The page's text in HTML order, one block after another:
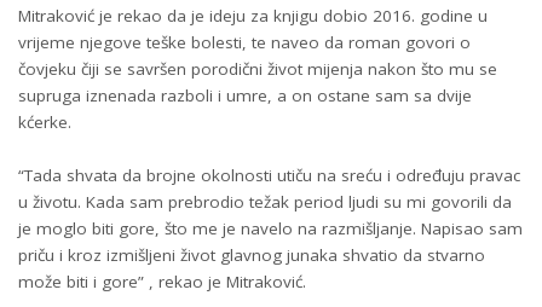
Mitraković je rekao da je ideju za knjigu dobio 2016. godine u
vrijeme njegove teške bolesti, te naveo da roman govori o
čovjeku čiji se savršen porodični život mijenja nakon što mu se
supruga iznenada razboli i umre, a on ostane sam sa dvije
kćerke.
“Tada shvata da brojne okolnosti utiču na sreću i određuju pravac
u životu. Kada sam prebrodio težak period ljudi su mi govorili da
je moglo biti gore, što me je navelo na razmišljanje. Napisao sam
priču i kroz izmišljeni život glavnog junaka shvatio da stvarno
može biti i gore” , rekao je Mitraković.